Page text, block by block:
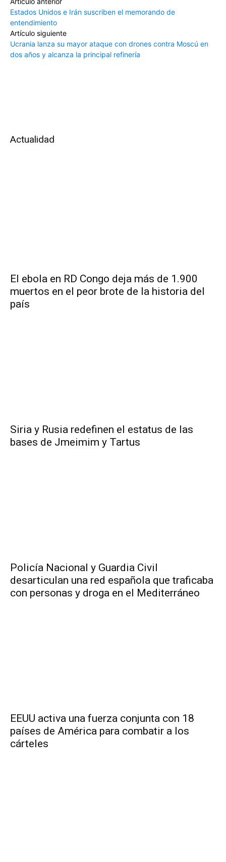
Estados Unidos e Irán suscriben el memorando de
entendimiento
Artículo siguiente
Ucrania lanza su mayor ataque con drones contra Moscú en
dos años y alcanza la principal refinería
Actualidad
El ebola en RD Congo deja más de 1.900
muertos en el peor brote de la historia del
país
Siria y Rusia redefinen el estatus de las
bases de Jmeimim y Tartus
Policía Nacional y Guardia Civil
desarticulan una red española que traficaba
con personas y droga en el Mediterráneo
EEUU activa una fuerza conjunta con 18
países de América para combatir a los
cárteles